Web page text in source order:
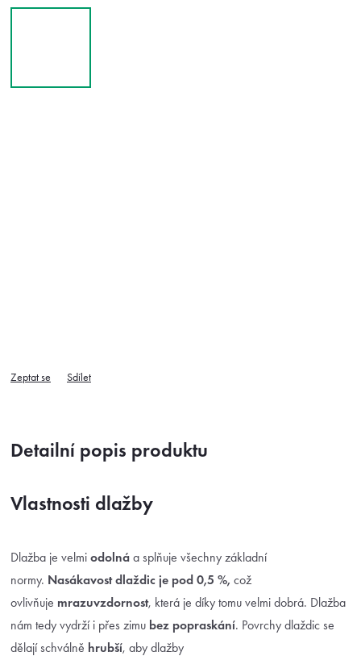
Zeptat se Sdílet
Detailní popis produktu
Vlastnosti dlažby
Dlažba je velmi odolná a splňuje všechny základní
normy. Nasákavost dlaždic je pod 0,5 %, což
ovlivňuje mrazuvzdornost, která je díky tomu velmi dobrá. Dlažba
nám tedy vydrží i přes zimu bez popraskání. Povrchy dlaždic se
dělají schválně hrubší, aby dlažby